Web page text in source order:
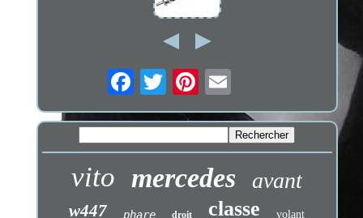
vito mercedes avant
w447 phare droit classe volant